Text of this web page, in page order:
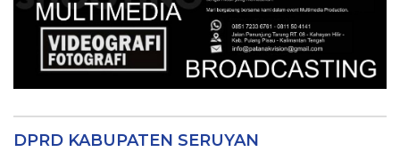
DPRD KABUPATEN SERUYAN